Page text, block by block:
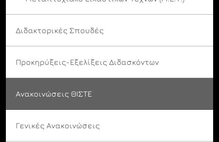
Διδακτορικές Σπουδές
Προκηρύξεις-Εξελίξεις Διδασκόντων
Ανακοινώσεις ΘΙΣΤΕ
Γενικές Ανακοινώσεις